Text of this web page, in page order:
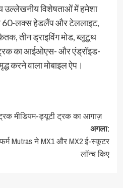
उल्लेखनीय विशेषताओं में हमेशा
60-लक्स हेडलैंप और टेललाइट,
तीन ड्राइविंग मोड, ब्लूटूथ
का आईओएस- और एंड्रॉइड-
करने वाला मोबाइल ऐप।
मीडियम-ड्यूटी ट्रक का आगाज़
अगला:
Mutras ने MX1 और MX2 ई-स्कूटर
लॉन्च किए